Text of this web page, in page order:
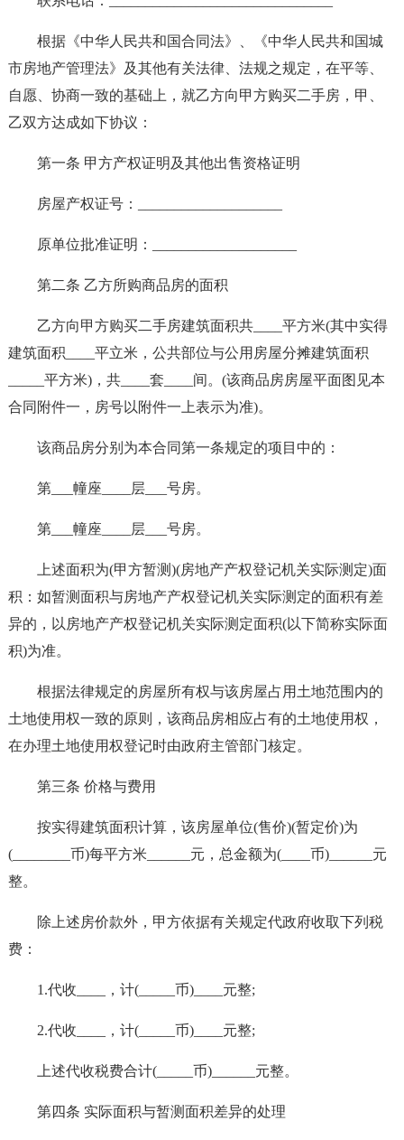
根据《中华人民共和国合同法》、《中华人民共和国城
市房地产管理法》及其他有关法律、法规之规定，在平等、
自愿、协商一致的基础上，就乙方向甲方购买二手房，甲、
乙双方达成如下协议：
第一条 甲方产权证明及其他出售资格证明
房屋产权证号：____________________
原单位批准证明：____________________
第二条 乙方所购商品房的面积
乙方向甲方购买二手房建筑面积共____平方米(其中实得
建筑面积____平立米，公共部位与公用房屋分摊建筑面积
_____平方米)，共____套____间。(该商品房房屋平面图见本
合同附件一，房号以附件一上表示为准)。
该商品房分别为本合同第一条规定的项目中的：
第___幢座____层___号房。
第___幢座____层___号房。
上述面积为(甲方暂测)(房地产产权登记机关实际测定)面
积：如暂测面积与房地产产权登记机关实际测定的面积有差
异的，以房地产产权登记机关实际测定面积(以下简称实际面
积)为准。
根据法律规定的房屋所有权与该房屋占用土地范围内的
土地使用权一致的原则，该商品房相应占有的土地使用权，
在办理土地使用权登记时由政府主管部门核定。
第三条 价格与费用
按实得建筑面积计算，该房屋单位(售价)(暂定价)为
(________币)每平方米______元，总金额为(____币)______元
整。
除上述房价款外，甲方依据有关规定代政府收取下列税
费：
1.代收____，计(_____币)____元整;
2.代收____，计(_____币)____元整;
上述代收税费合计(_____币)______元整。
第四条 实际面积与暂测面积差异的处理